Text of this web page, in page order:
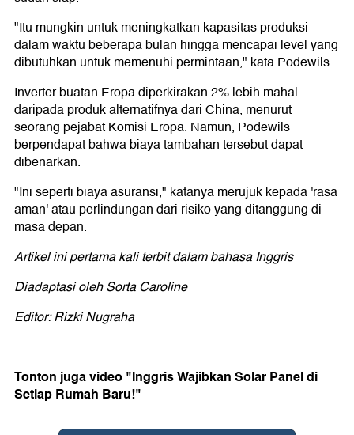
"Itu mungkin untuk meningkatkan kapasitas produksi
dalam waktu beberapa bulan hingga mencapai level yang
dibutuhkan untuk memenuhi permintaan," kata Podewils.
Inverter buatan Eropa diperkirakan 2% lebih mahal
daripada produk alternatifnya dari China, menurut
seorang pejabat Komisi Eropa. Namun, Podewils
berpendapat bahwa biaya tambahan tersebut dapat
dibenarkan.
"Ini seperti biaya asuransi," katanya merujuk kepada 'rasa
aman' atau perlindungan dari risiko yang ditanggung di
masa depan.
Artikel ini pertama kali terbit dalam bahasa Inggris
Diadaptasi oleh Sorta Caroline
Editor: Rizki Nugraha
Tonton juga video "Inggris Wajibkan Solar Panel di
Setiap Rumah Baru!"